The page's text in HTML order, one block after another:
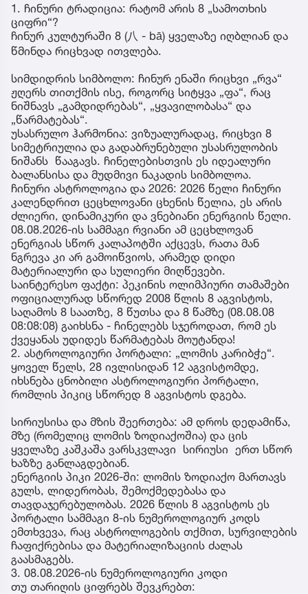
1. ჩინური ტრადიცია: რატომ არის 8 „სამოთხის
ციფრი“?
ჩინურ კულტურაში 8 (八 - bā) ყველაზე იღბლიან და
წმინდა რიცხვად ითვლება.
სიმდიდრის სიმბოლო: ჩინურ ენაში რიცხვი „რვა“
ჟღერს თითქმის ისე, როგორც სიტყვა „ფა“, რაც
ნიშნავს „გამდიდრებას“, „ყვავილობასა“ და
„წარმატებას“.
უსასრულო ჰარმონია: ვიზუალურადაც, რიცხვი 8
სიმეტრიულია და გადაბრუნებული უსასრულობის
ნიშანს წააგავს. ჩინელებისთვის ეს იდეალური
ბალანსისა და მუდმივი ნაკადის სიმბოლოა.
ჩინური ასტროლოგია და 2026: 2026 წელი ჩინური
კალენდრით ცეცხლოვანი ცხენის წელია, ეს არის
ძლიერი, დინამიკური და ვნებიანი ენერგიის წელი.
08.08.2026-ის სამმაგი რვიანი ამ ცეცხლოვან
ენერგიას სწორ კალაპოტში აქცევს, რათა მან
ნგრევა კი არ გამოიწვიოს, არამედ დიდი
მატერიალური და სულიერი მიღწევები.
საინტერესო ფაქტი: პეკინის ოლიმპიური თამაშები
ოფიციალურად სწორედ 2008 წლის 8 აგვისტოს,
საღამოს 8 საათზე, 8 წუთსა და 8 წამზე (08.08.08
08:08:08) გაიხსნა - ჩინელებს სჯეროდათ, რომ ეს
ქვეყანას უდიდეს წარმატებას მოუტანდა!
2. ასტროლოგიური პორტალი: „ლომის კარიბჭე“.
ყოველ წელს, 28 ივლისიდან 12 აგვისტომდე,
იხსნება ცნობილი ასტროლოგიური პორტალი,
რომლის პიკიც სწორედ 8 აგვისტოს დგება.
სირიუსისა და მზის შეერთება: ამ დროს დედამიწა,
მზე (რომელიც ლომის ზოდიაქოშია) და ცის
ყველაზე კაშკაშა ვარსკვლავი სირიუსი ერთ სწორ
ხაზზე განლაგდებიან.
ენერგიის პიკი 2026-ში: ლომის ზოდიაქო მართავს
გულს, ლიდერობას, შემოქმედებასა და
თავდაჯერებულობას. 2026 წლის 8 აგვისტოს ეს
პორტალი სამმაგი 8-ის ნუმეროლოგიურ კოდს
ემთხვევა, რაც ასტროლოგების თქმით, სურვილების
ჩაფიქრებისა და მატერიალიზაციის ძალას
გაასმაგებს.
3. 08.08.2026-ის ნუმეროლოგიური კოდი
თუ თარიღის ციფრებს შევკრებთ: